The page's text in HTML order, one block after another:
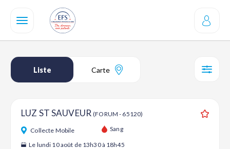
contenu
Liste Carte
LUZ ST SAUVEUR(FORUM - 65120)
Collecte Mobile Sang
Le lundi 10 août de 13h30 à 18h45